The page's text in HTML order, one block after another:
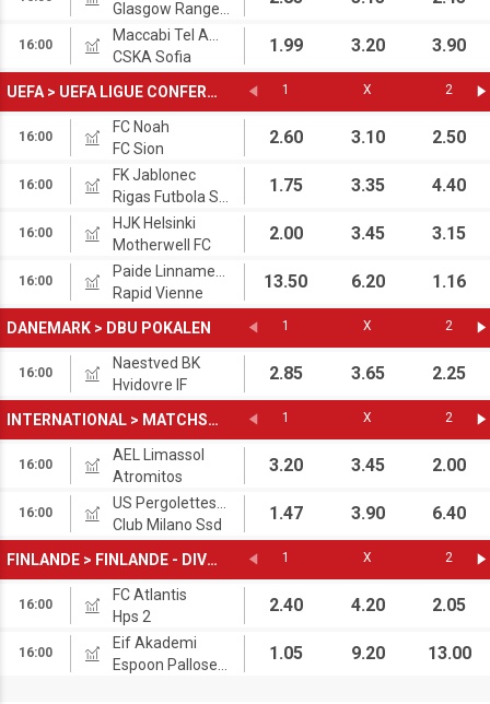
16:00
CSKA Sofia
1.99 3.20 3.90
UEFA > UEFA LIGUE CONFERENCE 1 X 2
16:00
FC Noah
FC Sion
16:00
FK Jablonec
16:00
HJK Helsinki
Motherwell FC
16:00
Rapid Vienne
2.60 3.10 2.50
1.75 3.35 4.40
2.00 3.45 3.15
13.50 6.20 1.16
DANEMARK > DBU POKALEN 1 X 2
16:00
Naestved BK
Hvidovre IF
2.85 3.65 2.25
INTERNATIONAL > MATCHS AMICAUX CLUBS 1 X 2
16:00
AEL Limassol
Atromitos
16:00
Club Milano Ssd
3.20 3.45 2.00
1.47 3.90 6.40
FINLANDE > FINLANDE - DIVISION V 1 X 2
16:00
FC Atlantis
Hps 2
16:00
Eif Akademi
2.40 4.20 2.05
1.05 9.20 13.00